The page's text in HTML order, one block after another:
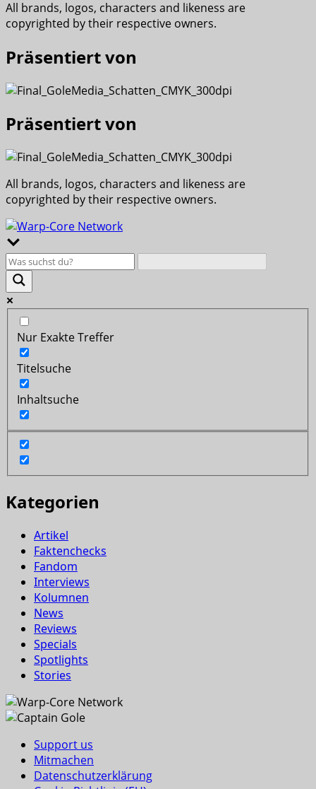
All brands, logos, characters and likeness are
copyrighted by their respective owners.
Präsentiert von
Präsentiert von
All brands, logos, characters and likeness are
copyrighted by their respective owners.
Nur Exakte Treffer
Titelsuche
Inhaltsuche
Kategorien
Artikel
Faktenchecks
Fandom
Interviews
Kolumnen
News
Reviews
Specials
Spotlights
Stories
Support us
Mitmachen
Datenschutzerklärung